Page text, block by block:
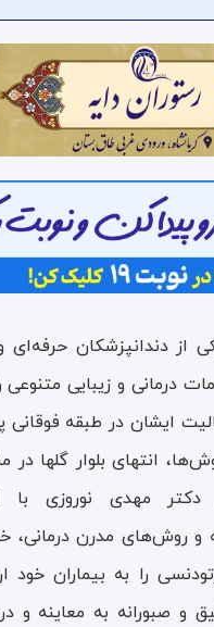
از دندانپزشکان حرفه‌ای
درمانی و زیبایی متنوعی
ایشان در طبقه فوقانی
انتهای بلوار گلها
دکتر مهدی نوروزی با
و روش‌های مدرن درمانی،
را به بیماران خود
و صبورانه به معاینه و